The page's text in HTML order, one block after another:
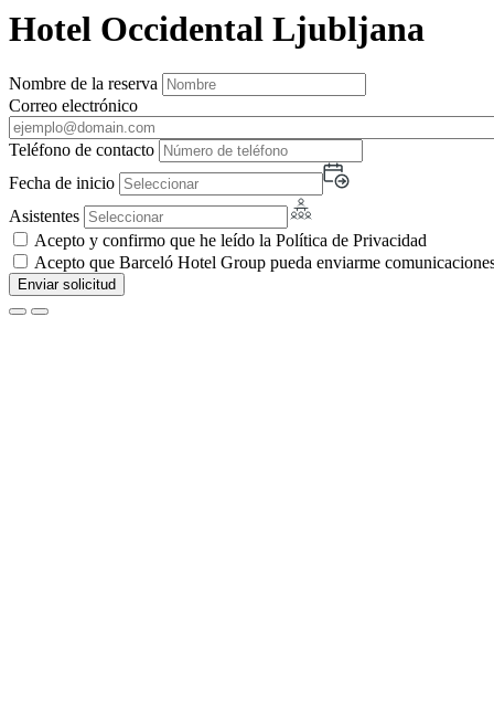
Hotel Occidental Ljubljana
Nombre de la reserva
Correo electrónico
Teléfono de contacto
Fecha de inicio
Asistentes
Acepto y confirmo que he leído la Política de Privacidad
Acepto que Barceló Hotel Group pueda enviarme
Enviar solicitud